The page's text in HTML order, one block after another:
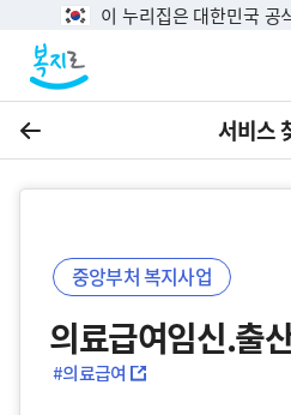
이 누리집은 대한민국 공
이전 서비스
중앙부처 복지사업
의료급여임신.출
#의료급여